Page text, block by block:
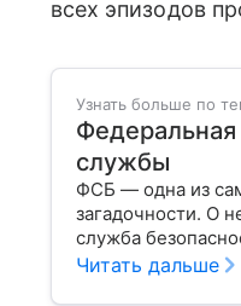
всех эпизодов
Узнать больше по
службы
ФСБ — одна из
загадочности. О
служба
Читать дальше